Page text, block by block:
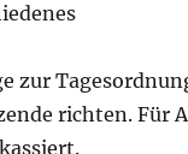
zur
richten. Für